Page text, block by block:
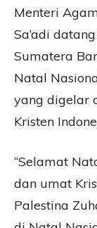
Menteri
Sa’adi
Sumatera
Natal
yang digelar
Kristen
“Selamat
dan umat
Palestina